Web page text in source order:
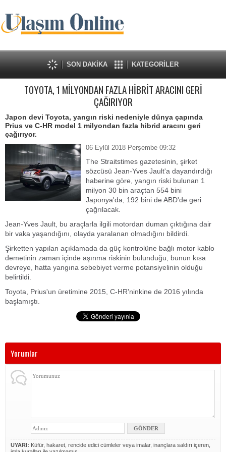
SON DAKİKA KATEGORİLER
TOYOTA, 1 MİLYONDAN FAZLA HİBRİT ARACINI GERİ
ÇAĞIRIYOR
Japon devi Toyota, yangın riski nedeniyle dünya çapında
Prius ve C-HR model 1 milyondan fazla hibrid aracını geri
çağırıyor.
06 Eylül 2018 Perşembe 09:32
​The Straitstimes gazetesinin, şirket
sözcüsü Jean-Yves Jault'a dayandırdığı
haberine göre, yangın riski bulunan 1
milyon 30 bin araçtan 554 bini
Japonya'da, 192 bini de ABD'de geri
çağrılacak.
Jean-Yves Jault, bu araçlarla ilgili motordan duman çıktığına dair
bir vaka yaşandığını, olayda yaralanan olmadığını bildirdi.
Şirketten yapılan açıklamada da güç kontrolüne bağlı motor kablo
demetinin zaman içinde aşınma riskinin bulunduğu, bunun kısa
devreye, hatta yangına sebebiyet verme potansiyelinin olduğu
belirtildi.
Toyota, Prius'un üretimine 2015, C-HR'ninkine de 2016 yılında
başlamıştı.
Yorumlar
UYARI: Küfür, hakaret, rencide edici cümleler veya imalar, inançlara saldırı içeren,